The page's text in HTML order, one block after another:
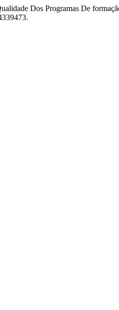
Dos Programas De